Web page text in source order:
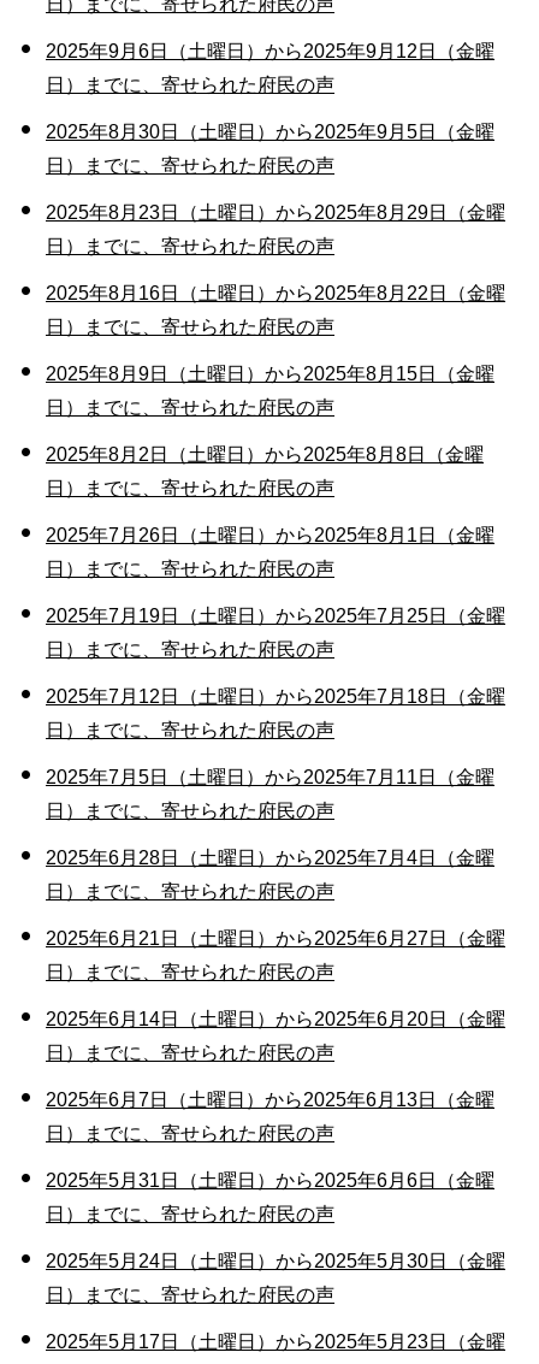
日）までに、寄せられた府民の声
2025年9月6日（土曜日）から2025年9月12日（金曜
日）までに、寄せられた府民の声
2025年8月30日（土曜日）から2025年9月5日（金曜
日）までに、寄せられた府民の声
2025年8月23日（土曜日）から2025年8月29日（金曜
日）までに、寄せられた府民の声
2025年8月16日（土曜日）から2025年8月22日（金曜
日）までに、寄せられた府民の声
2025年8月9日（土曜日）から2025年8月15日（金曜
日）までに、寄せられた府民の声
2025年8月2日（土曜日）から2025年8月8日（金曜
日）までに、寄せられた府民の声
2025年7月26日（土曜日）から2025年8月1日（金曜
日）までに、寄せられた府民の声
2025年7月19日（土曜日）から2025年7月25日（金曜
日）までに、寄せられた府民の声
2025年7月12日（土曜日）から2025年7月18日（金曜
日）までに、寄せられた府民の声
2025年7月5日（土曜日）から2025年7月11日（金曜
日）までに、寄せられた府民の声
2025年6月28日（土曜日）から2025年7月4日（金曜
日）までに、寄せられた府民の声
2025年6月21日（土曜日）から2025年6月27日（金曜
日）までに、寄せられた府民の声
2025年6月14日（土曜日）から2025年6月20日（金曜
日）までに、寄せられた府民の声
2025年6月7日（土曜日）から2025年6月13日（金曜
日）までに、寄せられた府民の声
2025年5月31日（土曜日）から2025年6月6日（金曜
日）までに、寄せられた府民の声
2025年5月24日（土曜日）から2025年5月30日（金曜
日）までに、寄せられた府民の声
2025年5月17日（土曜日）から2025年5月23日（金曜